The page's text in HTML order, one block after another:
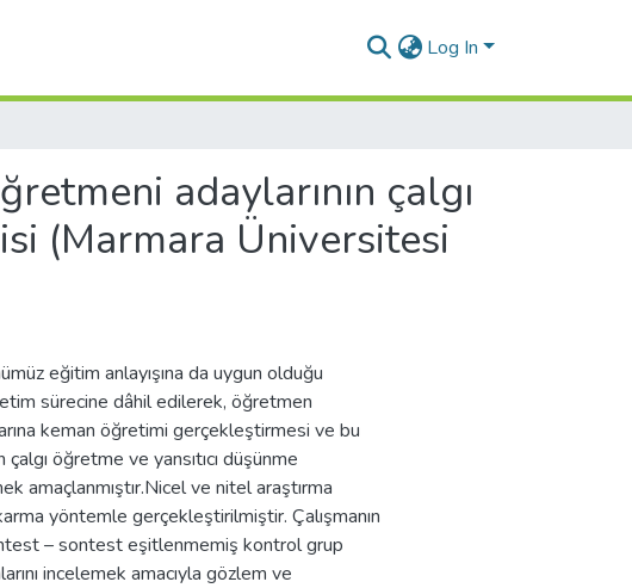
Log In
adaylarının çalgı
(Marmara Üniversitesi
eğitim anlayışına da uygun olduğu
sürecine dâhil edilerek, öğretmen
keman öğretimi gerçekleştirmesi ve bu
öğretme ve yansıtıcı düşünme
amaçlanmıştır.Nicel ve nitel araştırma
yöntemle gerçekleştirilmiştir. Çalışmanın
– sontest eşitlenmemiş kontrol grup
incelemek amacıyla gözlem ve